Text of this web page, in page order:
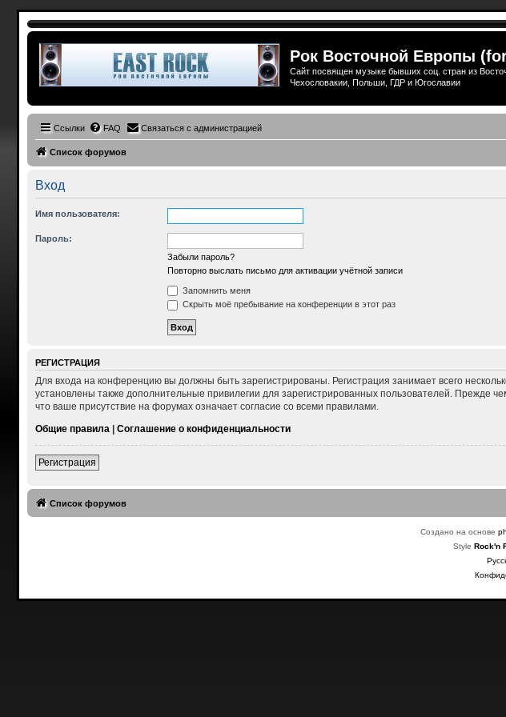
Рок Восточной Европы
Сайт посвящен музыке бывших соц. стран из
Чехословакии, Польши, ГДР и Югославии
Ссылки FAQ Связаться с администрацией
Список форумов
Вход
Имя пользователя:
Пароль:
Забыли пароль?
Повторно выслать письмо для активации учётной записи
Запомнить меня
Скрыть моё пребывание на конференции в этот раз
РЕГИСТРАЦИЯ
Для входа на конференцию вы должны быть зарегистрированы. Регистрация занимает всего
установлены также дополнительные привилегии для зарегистрированных пользователей. Прежде
что ваше присутствие на форумах означает согласие со всеми правилами.
Общие правила| Соглашение о конфиденциальности
Регистрация
Список форумов
Создано на основе
Style Rock'n